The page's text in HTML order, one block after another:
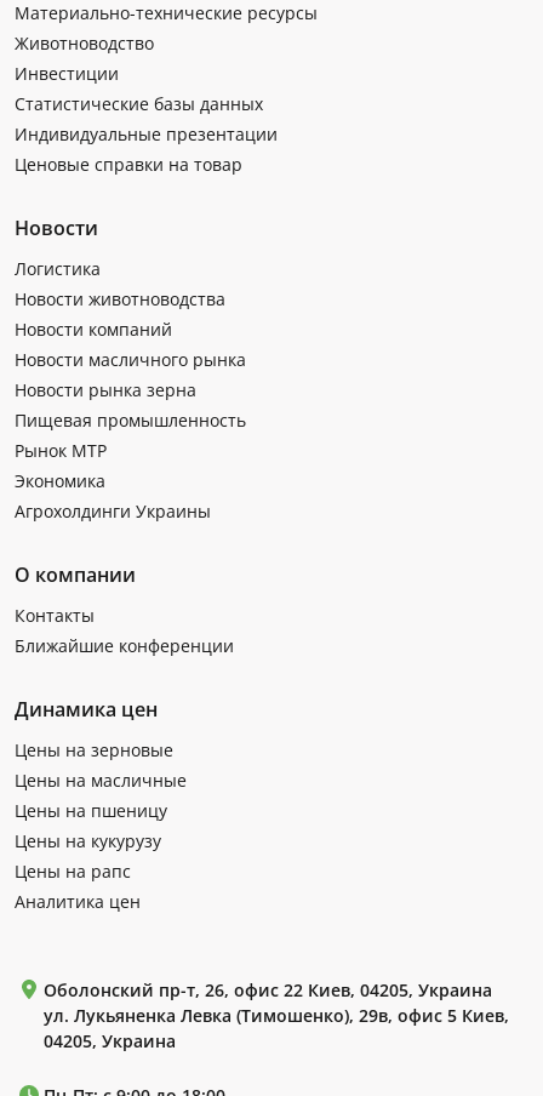
Материально-технические ресурсы
Животноводство
Инвестиции
Статистические базы данных
Индивидуальные презентации
Ценовые справки на товар
Новости
Логистика
Новости животноводства
Новости компаний
Новости масличного рынка
Новости рынка зерна
Пищевая промышленность
Рынок МТР
Экономика
Агрохолдинги Украины
О компании
Контакты
Ближайшие конференции
Динамика цен
Цены на зерновые
Цены на масличные
Цены на пшеницу
Цены на кукурузу
Цены на рапс
Аналитика цен
Оболонский пр-т, 26, офис 22 Киев, 04205, Украина
ул. Лукьяненка Левка (Тимошенко), 29в, офис 5 Киев,
04205, Украина